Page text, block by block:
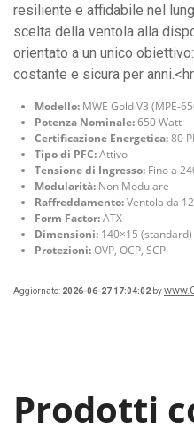
resiliente e affidabile nel
scelta della ventola alla
orientato a un unico
costante e sicura per
Modello: MWE Gold V3 (MPE-
Potenza Nominale:650 Watt
Certificazione Energetica:80
Tipo di PFC:Attivo
Tensione di Ingresso: Fino a
Modularità: Non Modulare
Raffreddamento:Ventola da
Form Factor:ATX
Dimensioni: 140×15 (standard)
Protezioni:OVP, OCP, SCP
Aggiornato: 2026-06-27 17:04:02 by
Prodotti